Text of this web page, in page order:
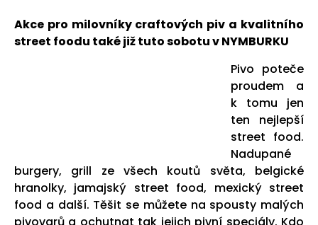
Akce pro milovníky craftových piv a kvalitního
street foodu také již tuto sobotu v NYMBURKU
Pivo poteče
proudem a
k tomu jen
ten nejlepší
street food.
Nadupané
burgery, grill ze všech koutů světa, belgické
hranolky, jamajský street food, mexický street
food a další. Těšit se můžete na spousty malých
pivovarů a ochutnat tak jejich pivní speciály. Kdo